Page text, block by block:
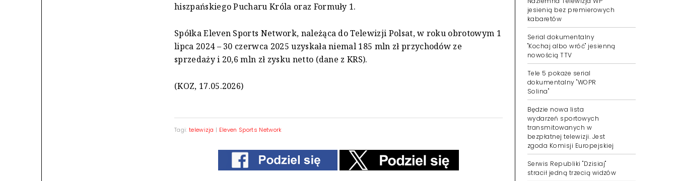
hiszpańskiego Pucharu Króla oraz Formuły 1.
Spółka Eleven Sports Network, należąca do Telewizji Polsat, w roku obrotowym 1
lipca 2024 – 30 czerwca 2025 uzyskała niemal 185 mln zł przychodów ze
sprzedaży i 20,6 mln zł zysku netto (dane z KRS).
(KOZ, 17.05.2026)
Tagi: telewizja | Eleven Sports Network
jesienią bez premierowych
kabaretów
Serial dokumentalny
"Kochaj albo wróć" jesienną
nowością TTV
Tele 5 pokaże serial
dokumentalny "WOPR
Solina"
Będzie nowa lista
wydarzeń sportowych
transmitowanych w
bezpłatnej telewizji. Jest
zgoda Komisji Europejskiej
Serwis Republiki "Dzisiaj"
stracił jedną trzecią widzów